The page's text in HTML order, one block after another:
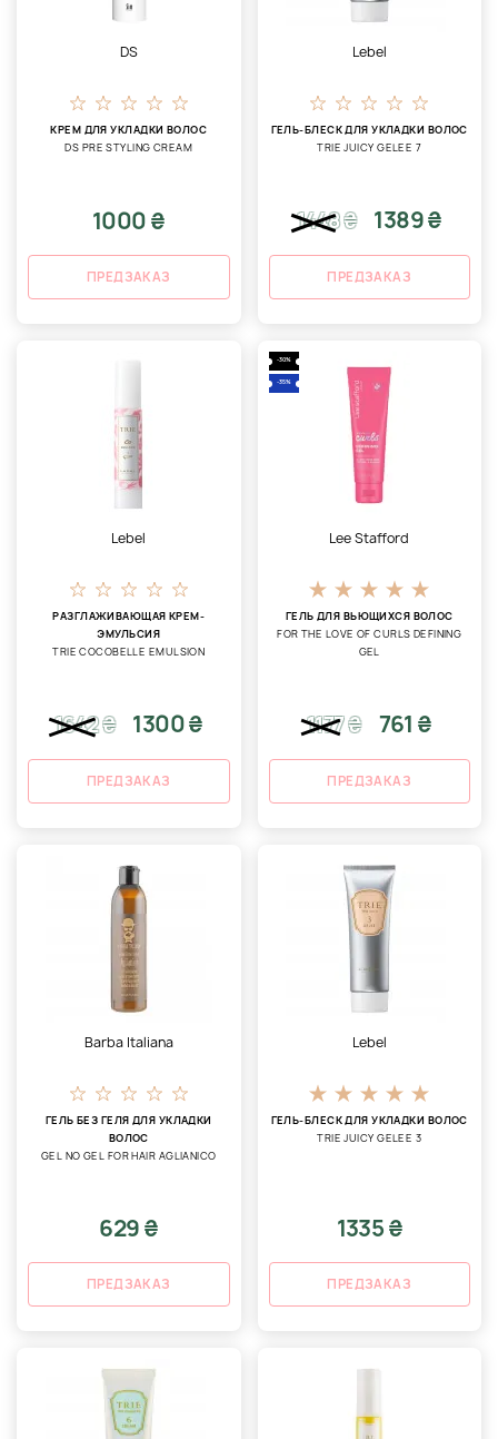
DS
КРЕМ ДЛЯ УКЛАДКИ ВОЛОС
DS PRE STYLING CREAM
1000 ₴
ПРЕДЗАКАЗ
Lebel
ГЕЛЬ-БЛЕСК ДЛЯ УКЛАДКИ ВОЛОС
TRIE JUICY GELEE 7
1448₴ 1389 ₴
ПРЕДЗАКАЗ
Lebel
РАЗГЛАЖИВАЮЩАЯ КРЕМ-
ЭМУЛЬСИЯ
TRIE COCOBELLE EMULSION
1642₴ 1300 ₴
ПРЕДЗАКАЗ
-30%
-35%
Lee Stafford
ГЕЛЬ ДЛЯ ВЬЮЩИХСЯ ВОЛОС
FOR THE LOVE OF CURLS DEFINING
GEL
1177₴ 761 ₴
ПРЕДЗАКАЗ
Barba Italiana
ГЕЛЬ БЕЗ ГЕЛЯ ДЛЯ УКЛАДКИ
ВОЛОС
GEL NO GEL FOR HAIR AGLIANICO
629 ₴
ПРЕДЗАКАЗ
Lebel
ГЕЛЬ-БЛЕСК ДЛЯ УКЛАДКИ ВОЛОС
TRIE JUICY GELEE 3
1335 ₴
ПРЕДЗАКАЗ